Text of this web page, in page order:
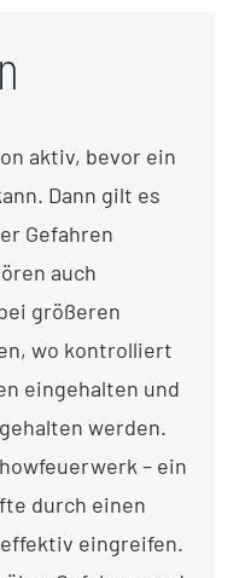
aktiv, bevor ein
Dann gilt es
Gefahren
auch
größeren
wo kontrolliert
eingehalten und
werden.
– ein
durch einen
eingreifen.